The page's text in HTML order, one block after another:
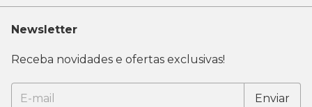
Newsletter
Receba novidades e ofertas exclusivas!